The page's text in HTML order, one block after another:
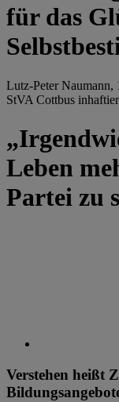
für das
Lutz-Peter Naumann,
StVA Cottbus
Leben
Partei zu
Verstehen heißt